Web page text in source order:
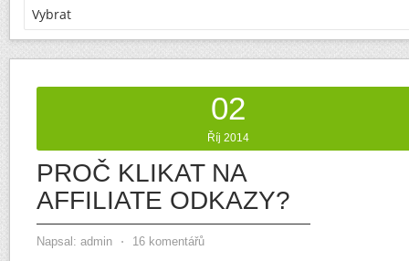
02
Říj 2014
PROČ KLIKAT NA
AFFILIATE ODKAZY?
Napsal: admin ⋅ 16 komentářů